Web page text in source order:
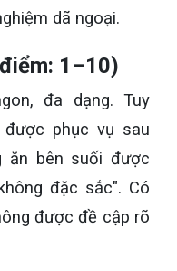
dã ngoại.
1–10)
đa dạng. Tuy
phục vụ sau
ăn bên suối được
đặc sắc". Có
được đề cập rõ